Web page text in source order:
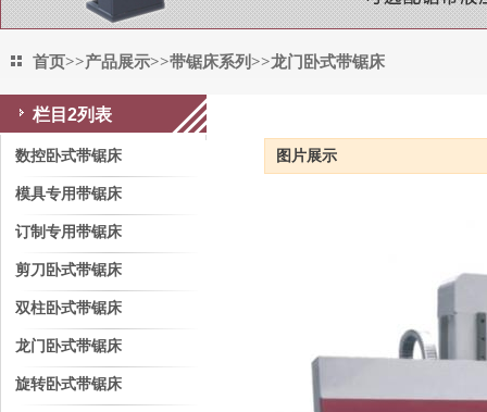
首页>>产品展示>>带锯床系列>>龙门卧式带锯床
龙门卧式带锯床
栏目2列表
数控卧式带锯床
模具专用带锯床
订制专用带锯床
剪刀卧式带锯床
双柱卧式带锯床
龙门卧式带锯床
旋转卧式带锯床
图片展示